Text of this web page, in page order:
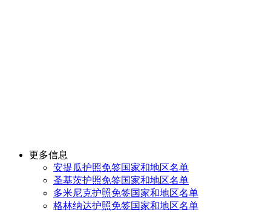
更多信息
安提瓜护照免签国家和地区名单
圣基茨护照免签国家和地区名单
多米尼克护照免签国家和地区名单
格林纳达护照免签国家和地区名单